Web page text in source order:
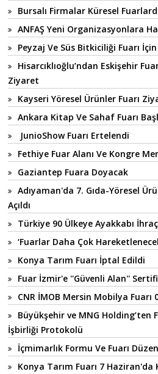
Bursalı Firmalar Küresel
ANFAŞ Yeni Organizasyonlara
Peyzaj Ve Süs Bitkiciliği Fuarı
Hisarcıklıoğlu’ndan Eskişehir
Ziyaret
Kayseri Yöresel Ürünler Fuarı
Ankara Kitap Ve Sahaf Fuarı
JunioShow Fuarı Ertelendi
Fethiye Fuar Alanı Ve Kongre
Gaziantep Fuara Doyacak
Adıyaman'da 7. Gıda-Yöresel
Açıldı
Türkiye 90 Ülkeye Ayakkabı
‘Fuarlar Daha Çok
Konya Tarım Fuarı İptal Edildi
Fuar İzmir'e ''Güvenli Alan''
CNR İMOB Mersin Mobilya Fuarı
Büyükşehir ve MNG Holding’ten
İşbirliği Protokolü
İçmimarlık Formu Ve Fuarı
Konya Tarım Fuarı 7 Haziran'da